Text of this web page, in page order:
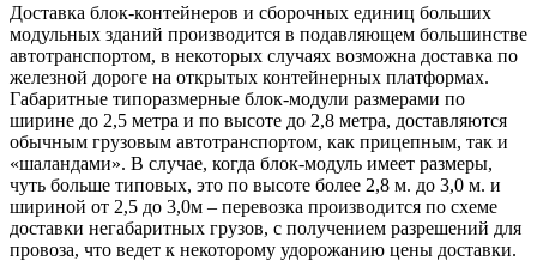
Доставка блок-контейнеров и сборочных единиц больших
модульных зданий производится в подавляющем большинстве
автотранспортом, в некоторых случаях возможна доставка по
железной дороге на открытых контейнерных платформах.
Габаритные типоразмерные блок-модули размерами по
ширине до 2,5 метра и по высоте до 2,8 метра, доставляются
обычным грузовым автотранспортом, как прицепным, так и
«шаландами». В случае, когда блок-модуль имеет размеры,
чуть больше типовых, это по высоте более 2,8 м. до 3,0 м. и
шириной от 2,5 до 3,0м – перевозка производится по схеме
доставки негабаритных грузов, с получением разрешений для
провоза, что ведет к некоторому удорожанию цены доставки.